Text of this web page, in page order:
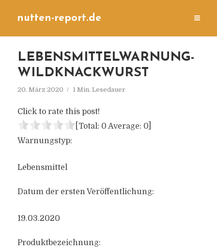
nutten-report.de
LEBENSMITTELWARNUNG-
WILDKNACKWURST
20. März 2020 1 Min. Lesedauer
Click to rate this post!
[Total: 0 Average: 0]
Warnungstyp:
Lebensmittel
Datum der ersten Veröffentlichung:
19.03.2020
Produktbezeichnung: